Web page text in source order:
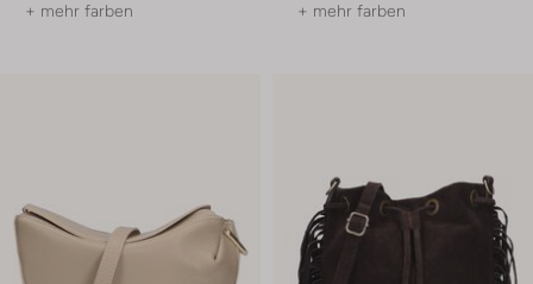
+ mehr farben + mehr farben